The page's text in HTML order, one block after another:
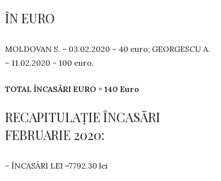
ÎN EURO
MOLDOVAN S. – 03.02.2020 – 40 euro; GEORGESCU A.
– 11.02.2020 – 100 euro.
TOTAL ÎNCASĂRI EURO = 140 Euro
RECAPITULAȚIE ÎNCASĂRI
FEBRUARIE 2020:
– ÎNCASĂRI LEI =7792.30 lei